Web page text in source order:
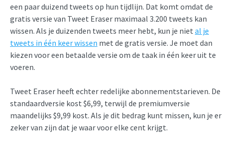
een paar duizend tweets op hun tijdlijn. Dat komt omdat de
gratis versie van Tweet Eraser maximaal 3.200 tweets kan
wissen. Als je duizenden tweets meer hebt, kun je niet al je
tweets in één keer wissen met de gratis versie. Je moet dan
kiezen voor een betaalde versie om de taak in één keer uit te
voeren.
Tweet Eraser heeft echter redelijke abonnementstarieven. De
standaardversie kost $6,99, terwijl de premiumversie
maandelijks $9,99 kost. Als je dit bedrag kunt missen, kun je er
zeker van zijn dat je waar voor elke cent krijgt.